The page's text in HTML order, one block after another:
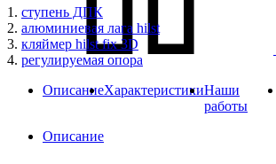
1. ступень ДПК
2. алюминиевая лага hilst
3. кляймер hilst fix 3D
4. регулируемая опора
ОписаниеХарактеристикиНаши
работы
Описание